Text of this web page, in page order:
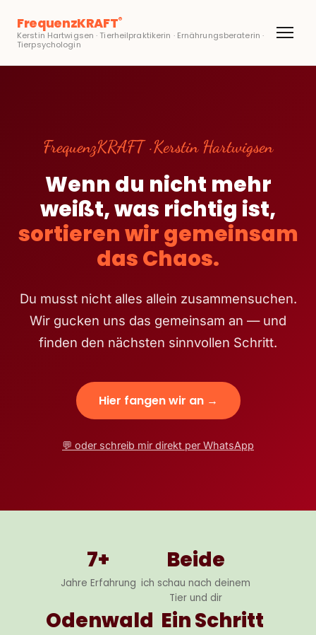
FrequenzKRAFT®
Kerstin Hartwigsen · Tierheilpraktikerin · Ernährungsberaterin ·
Tierpsychologin
FrequenzKRAFT · Kerstin Hartwigsen
Wenn du nicht mehr
weißt, was richtig ist,
sortieren wir gemeinsam
das Chaos.
Du musst nicht alles allein zusammensuchen.
Wir gucken uns das gemeinsam an — und
finden den nächsten sinnvollen Schritt.
Hier fangen wir an →
💬 oder schreib mir direkt per WhatsApp
7+
Jahre Erfahrung
Beide
ich schau nach deinem
Tier und dir
Odenwald Ein Schritt